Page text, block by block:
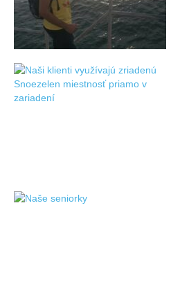
Kráľovná